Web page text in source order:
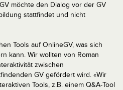
möchte den Dialog vor der GV
stattfindet und nicht
Tools auf OnlineGV, was sich
kann. Wir wollten von Roman
zwischen
GV gefördert wird. «Wir
Tools, z.B. einem Q&A-Tool